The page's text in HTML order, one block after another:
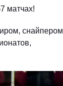
матчах!
снайпером